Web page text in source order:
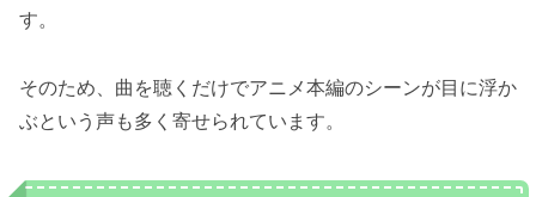
す。
そのため、曲を聴くだけでアニメ本編のシーンが目に浮か
ぶという声も多く寄せられています。